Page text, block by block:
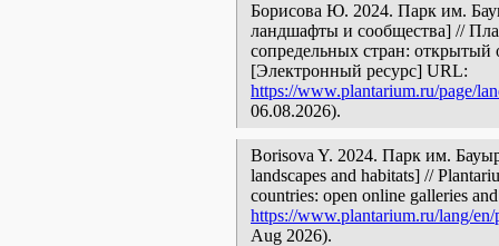
Борисова Ю. 2024. Парк им.
ландшафты и сообщества] //
сопредельных стран: открытый
[Электронный ресурс] URL:
https://www.plantarium.ru/page/
06.08.2026).
Borisova Y. 2024. Парк им.
landscapes and habitats] //
countries: open online galleries
https://www.plantarium.ru/lang/
Aug 2026).